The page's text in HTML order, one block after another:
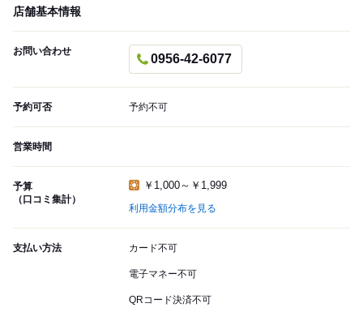
店舗基本情報
お問い合わせ
0956-42-6077
予約可否 予約不可
営業時間
予算
（口コミ集計）
￥1,000～￥1,999
利用金額分布を見る
支払い方法 カード不可
電子マネー不可
QRコード決済不可